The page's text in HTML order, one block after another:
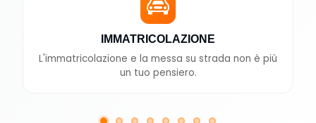
IMMATRICOLAZIONE
L'immatricolazione e la messa su strada non è più
un tuo pensiero.